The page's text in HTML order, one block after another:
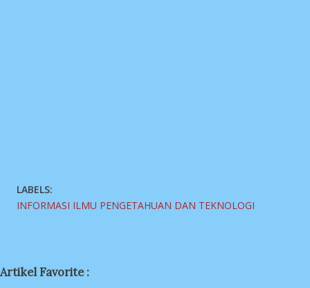
LABELS:
INFORMASI ILMU PENGETAHUAN DAN TEKNOLOGI
Artikel Favorite :